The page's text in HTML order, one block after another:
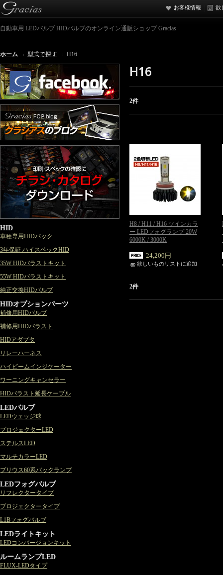
お客様情報 欲
自動車用 LEDバルブ HIDバルブのオンライン通販ショップ Gracias
ホーム 型式で探す H16
H16
2件
H8 / H11 / H16 ツインカラ
ー LEDフォグランプ 20W
6000K / 3000K
24,200円
欲しいものリストに追加
2件
HID
車種専用HIDパック
3年保証 ハイスペックHID
35W HIDバラストキット
55W HIDバラストキット
純正交換HIDバルブ
HIDオプションパーツ
補修用HIDバルブ
補修用HIDバラスト
HIDアダプタ
リレーハーネス
ハイビームインジケーター
ワーニングキャンセラー
HIDバラスト延長ケーブル
LEDバルブ
LEDウェッジ球
プロジェクターLED
ステルスLED
マルチカラーLED
プリウス60系バックランプ
LEDフォグバルブ
リフレクタータイプ
プロジェクタータイプ
L1Bフォグバルブ
LEDライトキット
LEDコンバージョンキット
ルームランプLED
FLUX-LEDタイプ